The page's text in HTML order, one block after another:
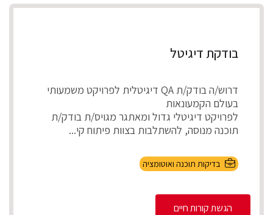
בודקת דיגיטל
דרוש/ה בודק/ת QA דיגיטלית לפרויקט משמעותי
בעולם הקמעונאות
לפרויקט דיגיטלי גדול ומאתגר מגויס/ת בודק/ת
תוכנה מנוסה, להשתלבות בצוות פיתוח קי...
בדיקות תוכנה ואוטומציה
הגשת קורות חיים